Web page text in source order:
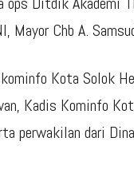
Mayor Chb A.
Kota Solok
Kadis Kominfo
perwakilan dari